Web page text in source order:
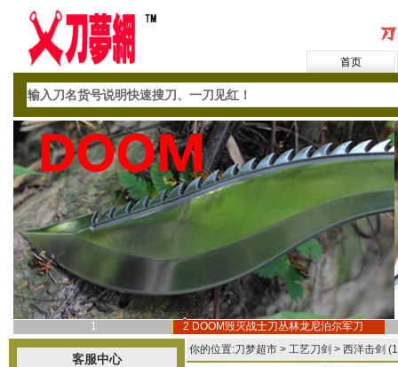
首页
1 2 DOOM毁灭战士刀丛林龙尼泊尔军刀
客服中心
你的位置:刀梦超市 > 工艺刀剑 > 西洋击剑